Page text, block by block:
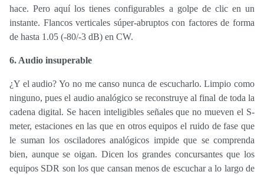
hace. Pero aquí los tienes configurables a golpe de clic en un
instante. Flancos verticales súper-abruptos con factores de forma
de hasta 1.05 (-80/-3 dB) en CW.
6. Audio insuperable
¿Y el audio? Yo no me canso nunca de escucharlo. Limpio como
ninguno, pues el audio analógico se reconstruye al final de toda la
cadena digital. Se hacen inteligibles señales que no mueven el S-
meter, estaciones en las que en otros equipos el ruido de fase que
le suman los osciladores analógicos impide que se comprenda
bien, aunque se oigan. Dicen los grandes concursantes que los
equipos SDR son los que cansan menos de escuchar a lo largo de